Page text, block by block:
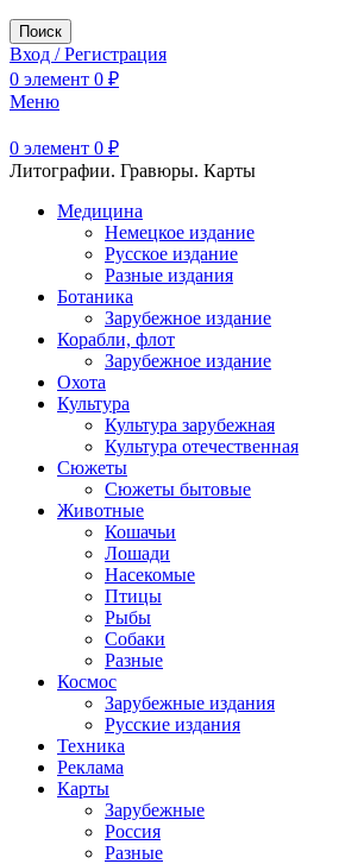
Поиск
Вход / Регистрация
0 элемент 0 ₽
Меню
0 элемент 0 ₽
Литографии. Гравюры. Карты
Медицина
Немецкое издание
Русское издание
Разные издания
Ботаника
Зарубежное издание
Корабли, флот
Зарубежное издание
Охота
Культура
Культура зарубежная
Культура отечественная
Сюжеты
Сюжеты бытовые
Животные
Кошачьи
Лошади
Насекомые
Птицы
Рыбы
Собаки
Разные
Космос
Зарубежные издания
Русские издания
Техника
Реклама
Карты
Зарубежные
Россия
Разные